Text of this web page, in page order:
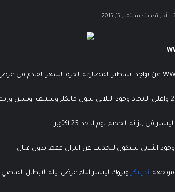
آخر تحديث: سبتمبر 15, 2015
زنزانة الجحيم يوم الاحد 25 اكتوبر.
الثلاثي سيكون للحديث عن النزال فقط بدون قتال .
مواجهة اندرتيكروبروك ليسنر اثناء عرض ليلة الابطال الماضي.